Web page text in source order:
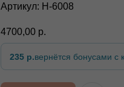
Артикул: H-6008
4700,00 р.
235 р.вернётся бонусами с